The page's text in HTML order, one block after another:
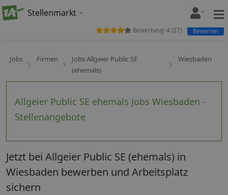
Stellenmarkt
Jobs Firmen
Jobs Allgeier Public SE
(ehemals)
Wiesbaden
Allgeier Public SE ehemals Jobs Wiesbaden -
Stellenangebote
Bewertung: 4 (27) Bewerten
Jetzt bei Allgeier Public SE (ehemals) in
Wiesbaden bewerben und Arbeitsplatz
sichern